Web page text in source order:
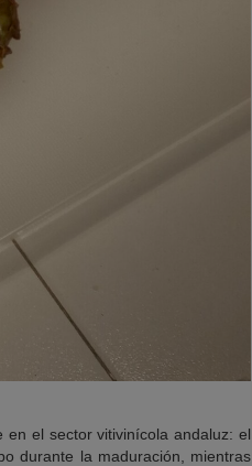
el sector vitivinícola andaluz: el
durante la maduración, mientras